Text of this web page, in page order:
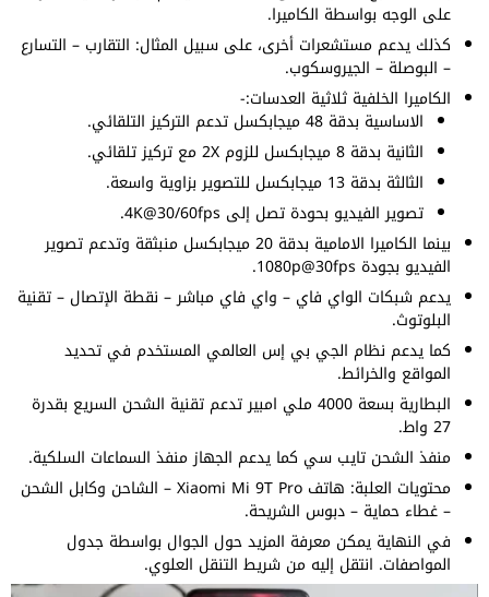
على الوجه بواسطة الكاميرا.
كذلك يدعم مستشعرات أخرى، على سبيل المثال: التقارب – التسارع
– البوصلة – الجيروسكوب.
الكاميرا الخلفية ثلاثية العدسات:-
الاساسية بدقة 48 ميجابكسل تدعم التركيز التلقائي.
الثانية بدقة 8 ميجابكسل للزوم 2X مع تركيز تلقائي.
الثالثة بدقة 13 ميجابكسل للتصوير بزاوية واسعة.
تصوير الفيديو بحودة تصل إلى 4K@30/60fps.
بينما الكاميرا الامامية بدقة 20 ميجابكسل منبثقة وتدعم تصوير
الفيديو بجودة 1080p@30fps.
يدعم شبكات الواي فاي – واي فاي مباشر – نقطة الإتصال – تقنية
البلوتوث.
كما يدعم نظام الجي بي إس العالمي المستخدم في تحديد
المواقع والخرائط.
البطارية بسعة 4000 ملي امبير تدعم تقنية الشحن السريع بقدرة
27 واط.
منفذ الشحن تايب سي كما يدعم الجهاز منفذ السماعات السلكية.
محتويات العلبة: هاتف Xiaomi Mi 9T Pro – الشاحن وكابل الشحن
– غطاء حماية – دبوس الشريحة.
في النهاية يمكن معرفة المزيد حول الجوال بواسطة جدول
المواصفات. انتقل إليه من شريط التنقل العلوي.